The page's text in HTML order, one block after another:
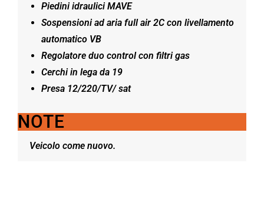
Piedini idraulici MAVE
Sospensioni ad aria full air 2C con livellamento
automatico VB
Regolatore duo control con filtri gas
Cerchi in lega da 19
Presa 12/220/TV/ sat
NOTE
Veicolo come nuovo.